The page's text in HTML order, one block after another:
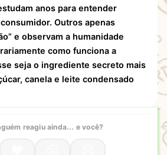
anos para entender
Outros apenas
e observam a humanidade
como funciona a
seja o ingrediente secreto mais
canela e leite condensado
reagiu ainda... e você?